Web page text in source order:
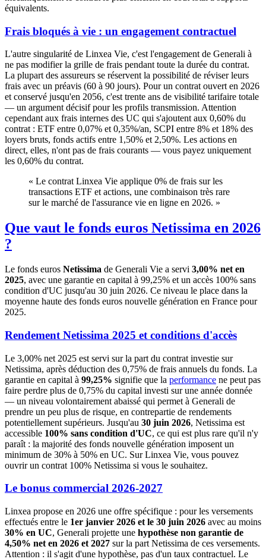
équivalents.
Frais bloqués à vie : un engagement contractuel
L'autre singularité de Linxea Vie, c'est l'engagement de Generali à
ne pas modifier la grille de frais pendant toute la durée du contrat.
La plupart des assureurs se réservent la possibilité de réviser leurs
frais avec un préavis (60 à 90 jours). Pour un contrat ouvert en 2026
et conservé jusqu'en 2056, c'est trente ans de visibilité tarifaire totale
— un argument décisif pour les profils transmission. Attention
cependant aux frais internes des UC qui s'ajoutent aux 0,60% du
contrat : ETF entre 0,07% et 0,35%/an, SCPI entre 8% et 18% des
loyers bruts, fonds actifs entre 1,50% et 2,50%. Les actions en
direct, elles, n'ont pas de frais courants — vous payez uniquement
les 0,60% du contrat.
« Le contrat Linxea Vie applique 0% de frais sur les
transactions ETF et actions, une combinaison très rare
sur le marché de l'assurance vie en ligne en 2026. »
Que vaut le fonds euros Netissima en 2026
?
Le fonds euros Netissima de Generali Vie a servi 3,00% net en
2025, avec une garantie en capital à 99,25% et un accès 100% sans
condition d'UC jusqu'au 30 juin 2026. Ce niveau le place dans la
moyenne haute des fonds euros nouvelle génération en France pour
2025.
Rendement Netissima 2025 et conditions d'accès
Le 3,00% net 2025 est servi sur la part du contrat investie sur
Netissima, après déduction des 0,75% de frais annuels du fonds. La
garantie en capital à 99,25% signifie que la performance ne peut pas
faire perdre plus de 0,75% du capital investi sur une année donnée
— un niveau volontairement abaissé qui permet à Generali de
prendre un peu plus de risque, en contrepartie de rendements
potentiellement supérieurs. Jusqu'au 30 juin 2026, Netissima est
accessible 100% sans condition d'UC, ce qui est plus rare qu'il n'y
paraît : la majorité des fonds nouvelle génération imposent un
minimum de 30% à 50% en UC. Sur Linxea Vie, vous pouvez
ouvrir un contrat 100% Netissima si vous le souhaitez.
Le bonus commercial 2026-2027
Linxea propose en 2026 une offre spécifique : pour les versements
effectués entre le 1er janvier 2026 et le 30 juin 2026 avec au moins
30% en UC, Generali projette une hypothèse non garantie de
4,50% net en 2026 et 2027 sur la part Netissima de ces versements.
Attention : il s'agit d'une hypothèse, pas d'un taux contractuel. Le